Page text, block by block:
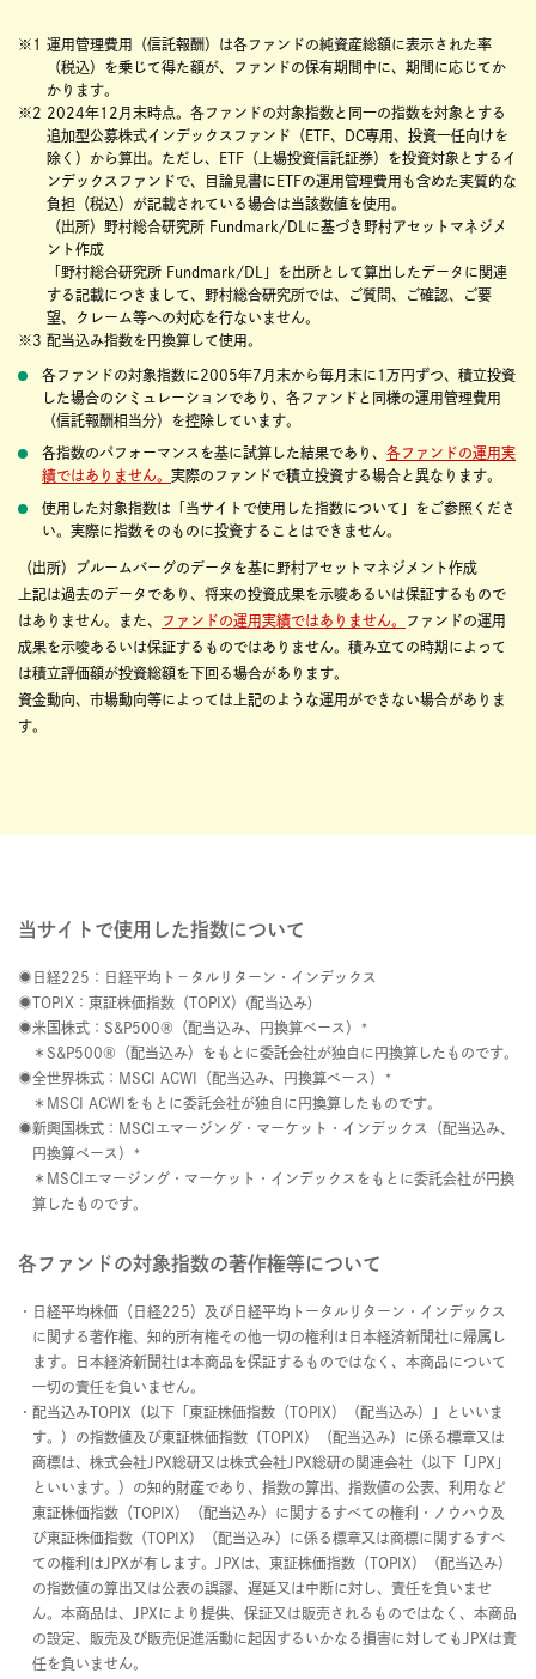
※1 運用管理費用（信託報酬）は各ファンドの純資産総額に表示された率
（税込）を乗じて得た額が、ファンドの保有期間中に、期間に応じてか
かります。
※2 2024年12月末時点。各ファンドの対象指数と同一の指数を対象とする
追加型公募株式インデックスファンド（ETF、DC専用、投資一任向けを
除く）から算出。ただし、ETF（上場投資信託証券）を投資対象とするイ
ンデックスファンドで、目論見書にETFの運用管理費用も含めた実質的な
負担（税込）が記載されている場合は当該数値を使用。
（出所）野村総合研究所 Fundmark/DLに基づき野村アセットマネジメ
ント作成
「野村総合研究所 Fundmark/DL」を出所として算出したデータに関連
する記載につきまして、野村総合研究所では、ご質問、ご確認、ご要
望、クレーム等への対応を行ないません。
※3 配当込み指数を円換算して使用。
各ファンドの対象指数に2005年7月末から毎月末に1万円ずつ、積立投資
した場合のシミュレーションであり、各ファンドと同様の運用管理費用
（信託報酬相当分）を控除しています。
各指数のパフォーマンスを基に試算した結果であり、 各ファンドの運用実
績ではありません。 実際のファンドで積立投資する場合と異なります。
使用した対象指数は「当サイトで使用した指数について」をご参照くださ
い。実際に指数そのものに投資することはできません。
（出所）ブルームバーグのデータを基に野村アセットマネジメント作成
上記は過去のデータであり、将来の投資成果を示唆あるいは保証するもので
はありません。また、
ファンドの運用実績ではありません。
ファンドの運用
成果を示唆あるいは保証するものではありません。積み立ての時期によって
は積立評価額が投資総額を下回る場合があります。
資金動向、市場動向等によっては上記のような運用ができない場合がありま
す。
当サイトで使用した指数について
日経225：日経平均ト－タルリターン・インデックス
TOPIX：東証株価指数（TOPIX）(配当込み)
米国株式：S&P500®（配当込み、円換算ベース）*
＊S&P500®（配当込み）をもとに委託会社が独自に円換算したものです。
全世界株式：MSCI ACWI（配当込み、円換算ベース）*
＊MSCI ACWIをもとに委託会社が独自に円換算したものです。
新興国株式：MSCIエマージング・マーケット・インデックス（配当込み、
円換算ベース）*
＊MSCIエマージング・マーケット・インデックスをもとに委託会社が円換
算したものです。
各ファンドの対象指数の著作権等について
日経平均株価（日経225）及び日経平均トータルリターン・インデックス
に関する著作権、知的所有権その他一切の権利は日本経済新聞社に帰属し
ます。日本経済新聞社は本商品を保証するものではなく、本商品について
一切の責任を負いません。
配当込みTOPIX（以下「東証株価指数（TOPIX）（配当込み）」といいま
す。）の指数値及び東証株価指数（TOPIX）（配当込み）に係る標章又は
商標は、株式会社JPX総研又は株式会社JPX総研の関連会社（以下「JPX」
といいます。）の知的財産であり、指数の算出、指数値の公表、利用など
東証株価指数（TOPIX）（配当込み）に関するすべての権利・ノウハウ及
び東証株価指数（TOPIX）（配当込み）に係る標章又は商標に関するすべ
ての権利はJPXが有します。JPXは、東証株価指数（TOPIX）（配当込み）
の指数値の算出又は公表の誤謬、遅延又は中断に対し、責任を負いませ
ん。本商品は、JPXにより提供、保証又は販売されるものではなく、本商品
の設定、販売及び販売促進活動に起因するいかなる損害に対してもJPXは責
任を負いません。